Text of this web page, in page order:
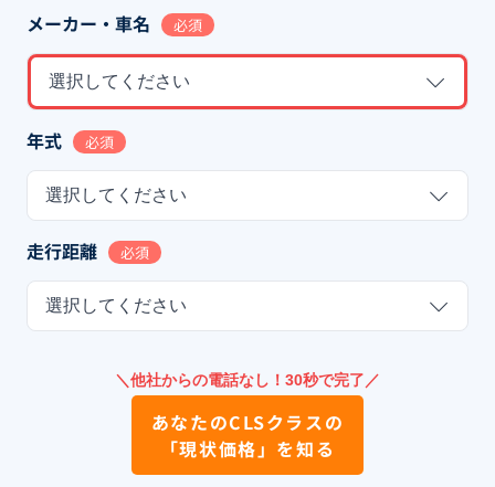
メーカー・車名 必須
選択してください
年式 必須
選択してください
走行距離 必須
選択してください
＼他社からの電話なし！30秒で完了／
あなたのCLSクラスの
「現状価格」を知る